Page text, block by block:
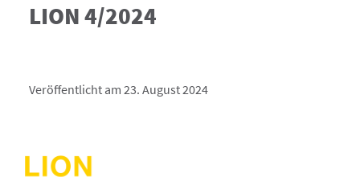
LION 4/2024
Veröffentlicht am 23. August 2024